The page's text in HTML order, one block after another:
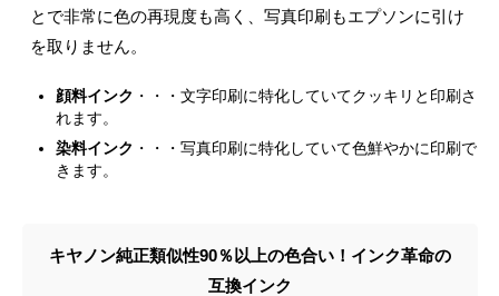
とで非常に色の再現度も高く、写真印刷もエプソンに引け
を取りません。
顔料インク ・・・文字印刷に特化していてクッキリと印刷さ
れます。
染料インク ・・・写真印刷に特化していて色鮮やかに印刷で
きます。
キヤノン純正類似性90％以上の色合い！インク革命の
互換インク